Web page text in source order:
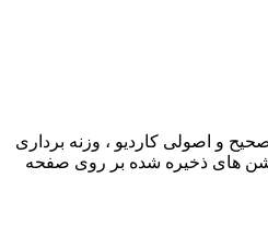
و اصولی کاردیو ، وزنه برداری
های ذخیره شده بر روی صفحه